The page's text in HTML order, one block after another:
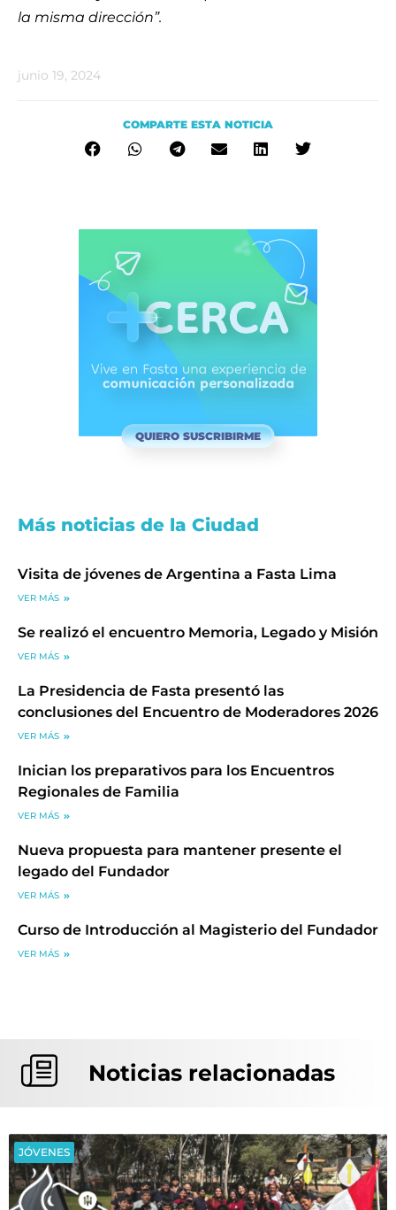
la misma dirección”.
junio 19, 2024
COMPARTE ESTA NOTICIA
QUIERO SUSCRIBIRME
Más noticias de la Ciudad
Visita de jóvenes de Argentina a Fasta Lima
VER MÁS
Se realizó el encuentro Memoria, Legado y Misión
VER MÁS
La Presidencia de Fasta presentó las
conclusiones del Encuentro de Moderadores 2026
VER MÁS
Inician los preparativos para los Encuentros
Regionales de Familia
VER MÁS
Nueva propuesta para mantener presente el
legado del Fundador
VER MÁS
Curso de Introducción al Magisterio del Fundador
VER MÁS
Noticias relacionadas
JÓVENES